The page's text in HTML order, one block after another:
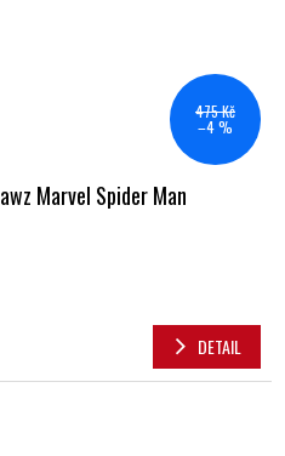
475 Kč
–4 %
Marvel Spider Man
DETAIL